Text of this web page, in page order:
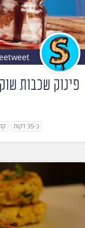
פינוק שכבות
כ-35 דקות קל